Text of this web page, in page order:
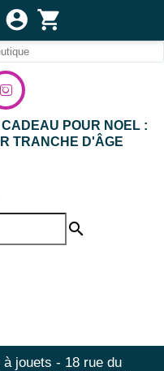

POUR NOEL :
TRANCHE D'ÂGE
search
jouets - 18 rue du
account_circle shopping_cart